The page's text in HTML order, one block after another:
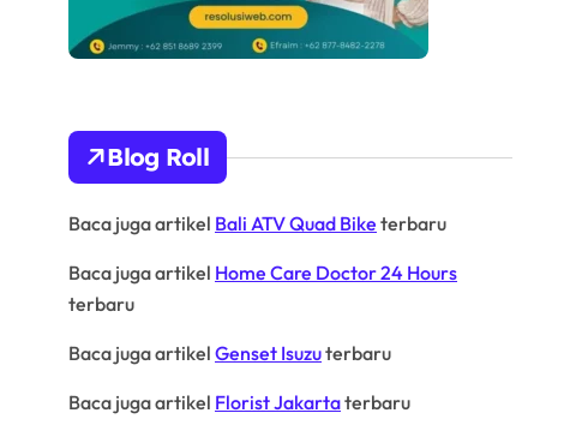
Blog Roll
Baca juga artikel Bali ATV Quad Bike terbaru
Baca juga artikel Home Care Doctor 24 Hours
terbaru
Baca juga artikel Genset Isuzuterbaru
Baca juga artikel Florist Jakartaterbaru